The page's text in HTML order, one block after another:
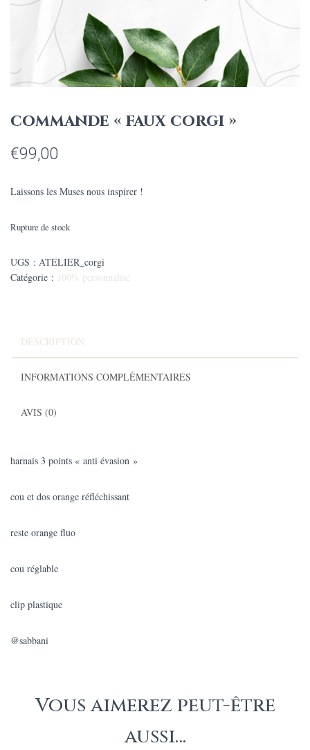
commande « faux corgi »
€99,00
Laissons les Muses nous inspirer !
Rupture de stock
UGS : ATELIER_corgi
Catégorie : 100% personnalisé
DESCRIPTION
INFORMATIONS COMPLÉMENTAIRES
AVIS (0)
harnais 3 points « anti évasion »
cou et dos orange réfléchissant
reste orange fluo
cou réglable
clip plastique
@sabbani
Vous aimerez peut-être
aussi…